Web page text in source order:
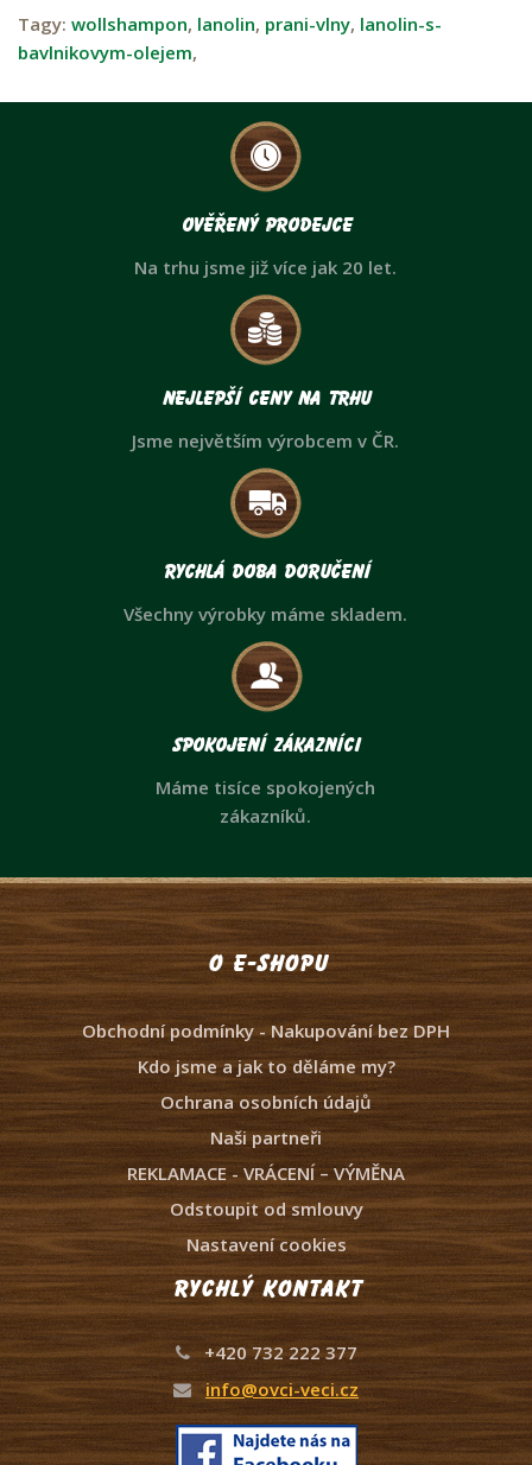
Tagy: wollshampon, lanolin, prani-vlny, lanolin-s-
bavlnikovym-olejem,
Ověřený prodejce
Na trhu jsme již více jak 20 let.
Nejlepší ceny na trhu
Jsme největším výrobcem v ČR.
Rychlá doba doručení
Všechny výrobky máme skladem.
Spokojení zákazníci
Máme tisíce spokojených
zákazníků.
O e-shopu
Obchodní podmínky - Nakupování bez DPH
Kdo jsme a jak to děláme my?
Ochrana osobních údajů
Naši partneři
REKLAMACE - VRÁCENÍ – VÝMĚNA
Odstoupit od smlouvy
Nastavení cookies
Rychlý kontakt
+420 732 222 377
info@ovci-veci.cz